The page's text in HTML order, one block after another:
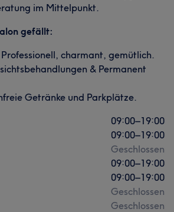
im Mittelpunkt.
gefällt:
charmant, gemütlich.
& Permanent
Getränke und Parkplätze.
09:00–19:00
09:00–19:00
Geschlossen
09:00–19:00
09:00–19:00
Geschlossen
Geschlossen